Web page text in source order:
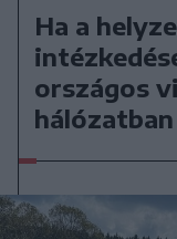
Ha a
országos
hálózatban